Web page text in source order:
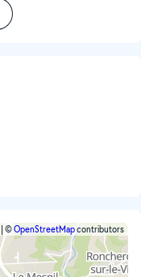
©OpenStreetMapcontributors